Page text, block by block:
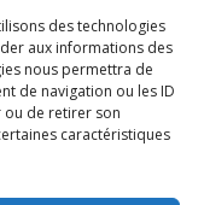
des technologies
aux informations des
nous permettra de
de navigation ou les ID
ou de retirer son
caractéristiques